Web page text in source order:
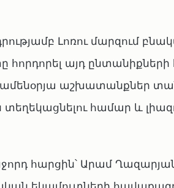
Լոռու մարզում
հորդորել այդ
ամենօրյա աշխատանքներ
համար և
հարցին՝ Արամ